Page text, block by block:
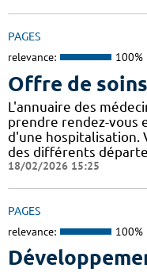
PAGES
relevance: 100%
Offre de soins
L'annuaire des
prendre rendez-vous
d'une hospitalisation.
des différents
18/02/2026 15:25
PAGES
relevance: 100%